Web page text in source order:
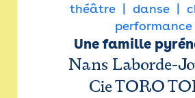
théâtre danse
performance
Une famille
Nans Laborde-
Cie TORO